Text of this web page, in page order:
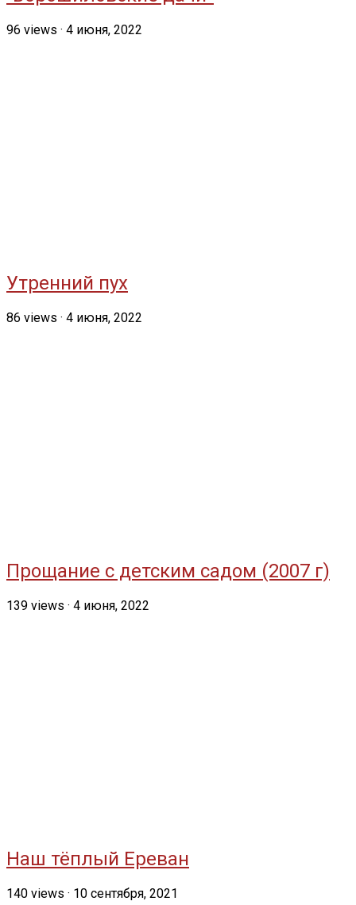
96 views · 4 июня, 2022
Утренний пух
86 views · 4 июня, 2022
Прощание с детским садом (2007 г)
139 views · 4 июня, 2022
Наш тёплый Ереван
140 views · 10 сентября, 2021